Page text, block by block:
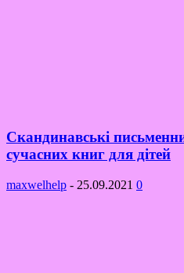
Скандинавські
сучасних книг для дітей
maxwelhelp - 25.09.2021 0